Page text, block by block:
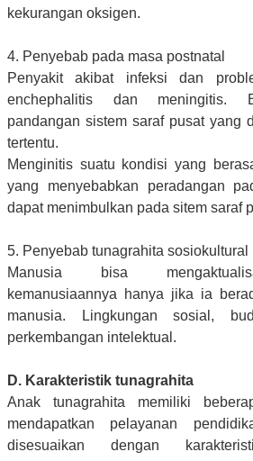
kekurangan oksigen.
4. Penyebab pada masa postnatal
Penyakit akibat infeksi dan
enchephalitis dan meningitis.
pandangan sistem saraf pusat yang
tertentu.
Menginitis suatu kondisi yang
yang menyebabkan peradangan
dapat menimbulkan pada sitem saraf
5. Penyebab tunagrahita sosiokultural
Manusia bisa
kemanusiaannya hanya jika ia
manusia. Lingkungan sosial,
perkembangan intelektual.
D. Karakteristik tunagrahita
Anak tunagrahita memiliki
mendapatkan pelayanan
disesuaikan dengan